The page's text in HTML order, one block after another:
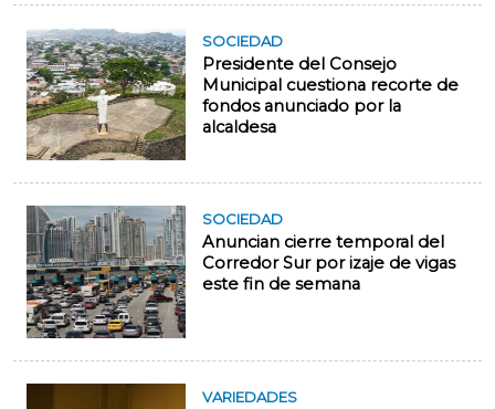
SOCIEDAD
Presidente del Consejo
Municipal cuestiona recorte de
fondos anunciado por la
alcaldesa
SOCIEDAD
Anuncian cierre temporal del
Corredor Sur por izaje de vigas
este fin de semana
VARIEDADES